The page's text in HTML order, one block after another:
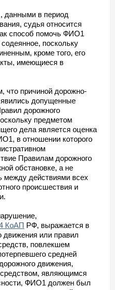
данными в период
судья относится
способ помочь ФИО1
поскольку
кроме того, его
имеющиеся в
что причиной дорожно-
явились допущенные
дорожного
предметом
дела является оценка
в отношении которого
Правилам дорожного
обстановке, а не
между действиями всех
происшествия и
КоАП РФ, выражается в
движения или правил
повлекшем
средней
движения,
являющимся
ФИО1 должен был